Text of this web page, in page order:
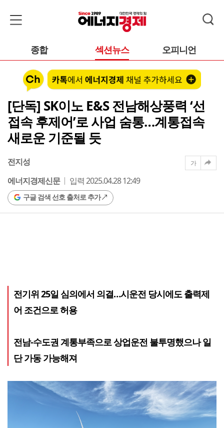
종합 섹션뉴스 오피니언
[단독] SK이노 E&S 전남해상풍력 ‘선
접속 후제어’로 사업 숨통…계통접속
새로운 기준될 듯
전지성
에너지경제신문
입력 2025.04.28 12:49
구글 검색 선호 출처로 추가
가
전기위 25일 심의에서 의결…시운전 당시에도 출력제
어 조건으로 허용
전남-수도권 계통부족으로 상업운전 불투명했으나 일
단 가동 가능해져